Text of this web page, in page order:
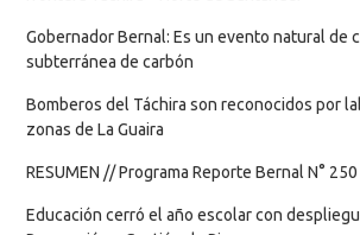
Gobernador Bernal: Es un evento natural de
subterránea de carbón
Bomberos del Táchira son reconocidos por
zonas de La Guaira
RESUMEN // Programa Reporte Bernal N° 250
Educación cerró el año escolar con